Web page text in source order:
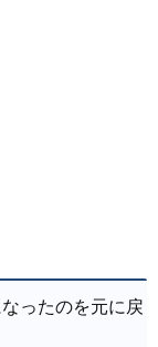
ったのを元に戻